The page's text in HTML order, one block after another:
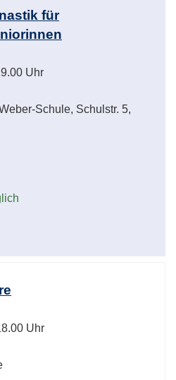
für
Uhr
Schule, Schulstr. 5,
Uhr